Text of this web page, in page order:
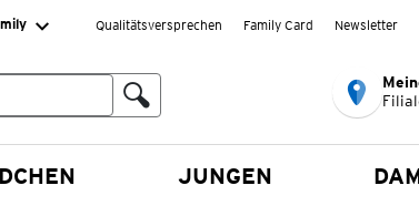
Qualitätsversprechen Family Card Newsletter
JUNGEN